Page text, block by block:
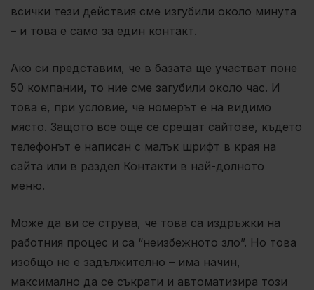
всички тези действия сме изгубили около минута
– и това е само за един контакт.
Ако си представим, че в базата ще участват поне
50 компании, то ние сме загубили около час. И
това е, при условие, че номерът е на видимо
място. Защото все още се срещат сайтове, където
телефонът е написан с малък шрифт в края на
сайта или в раздел Контакти в най-долното
меню.
Може да ви се струва, че това са издръжки на
работния процес и са “неизбежното зло”. Но това
изобщо не е задължително – има начин,
максимално да се съкрати и автоматизира този